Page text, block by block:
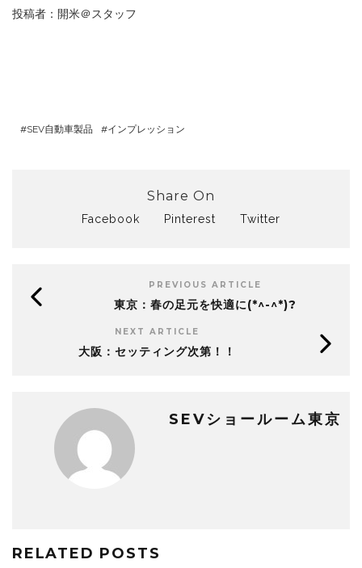
投稿者：開米＠スタッフ
SEV自動車製品 インプレッション
Share On
Facebook Pinterest Twitter
PREVIOUS ARTICLE
東京：春の足元を快適に(*^-^*)?
NEXT ARTICLE
大阪：セッティング次第！！
SEVショールーム東京
RELATED POSTS